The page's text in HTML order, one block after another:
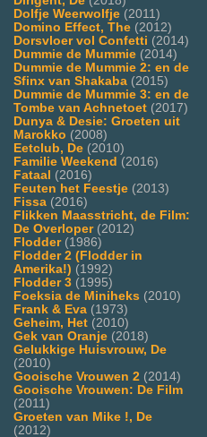
Dolfje Weerwolfje (2011)
Domino Effect, The (2012)
Dorsvloer vol Confetti (2014)
Dummie de Mummie (2014)
Dummie de Mummie 2: en de
Sfinx van Shakaba (2015)
Dummie de Mummie 3: en de
Tombe van Achnetoet (2017)
Dunya & Desie: Groeten uit
Marokko (2008)
Eetclub, De (2010)
Familie Weekend (2016)
Fataal (2016)
Feuten het Feestje (2013)
Fissa (2016)
Flikken Maasstricht, de Film:
De Overloper(2012)
Flodder(1986)
Flodder 2 (Flodder in
Amerika!) (1992)
Flodder 3 (1995)
Foeksia de Miniheks (2010)
Frank & Eva (1973)
Geheim, Het (2010)
Gek van Oranje (2018)
Gelukkige Huisvrouw, De
(2010)
Gooische Vrouwen 2 (2014)
Gooische Vrouwen: De Film
(2011)
Groeten van Mike !, De
(2012)